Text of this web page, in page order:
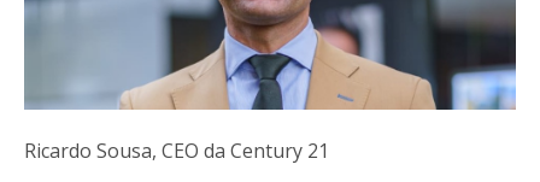
Ricardo Sousa, CEO da Century 21